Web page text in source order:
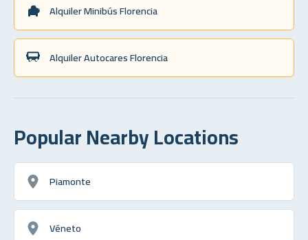
Alquiler Minibús Florencia
Alquiler Autocares Florencia
Popular Nearby Locations
Piamonte
Véneto